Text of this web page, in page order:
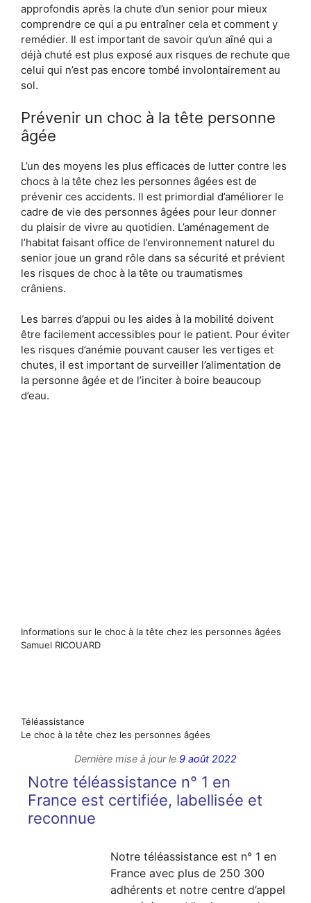
approfondis après la chute d’un senior pour mieux
comprendre ce qui a pu entraîner cela et comment y
remédier. Il est important de savoir qu’un aîné qui a
déjà chuté est plus exposé aux risques de rechute que
celui qui n’est pas encore tombé involontairement au
sol.
Prévenir un choc à la tête personne
âgée
L’un des moyens les plus efficaces de lutter contre les
chocs à la tête chez les personnes âgées est de
prévenir ces accidents. Il est primordial d’améliorer le
cadre de vie des personnes âgées pour leur donner
du plaisir de vivre au quotidien. L’aménagement de
l’habitat faisant office de l’environnement naturel du
senior joue un grand rôle dans sa sécurité et prévient
les risques de choc à la tête ou traumatismes
crâniens.
Les barres d’appui ou les aides à la mobilité doivent
être facilement accessibles pour le patient. Pour éviter
les risques d’anémie pouvant causer les vertiges et
chutes, il est important de surveiller l’alimentation de
la personne âgée et de l’inciter à boire beaucoup
d’eau.
Informations sur le choc à la tête chez les personnes âgées
Samuel RICOUARD
Téléassistance
Le choc à la tête chez les personnes âgées
Dernière mise à jour le 9 août 2022
Notre téléassistance n° 1 en
France est certifiée, labellisée et
reconnue
Notre téléassistance est n° 1 en
France avec plus de 250 300
adhérents et notre centre d’appel